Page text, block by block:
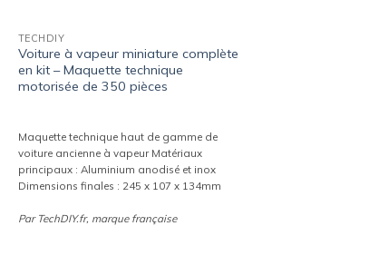
TECHDIY
Voiture à vapeur miniature complète
en kit – Maquette technique
motorisée de 350 pièces
Maquette technique haut de gamme de
voiture ancienne à vapeur Matériaux
principaux : Aluminium anodisé et inox
Dimensions finales : 245 x 107 x 134mm
Par TechDIY.fr, marque française